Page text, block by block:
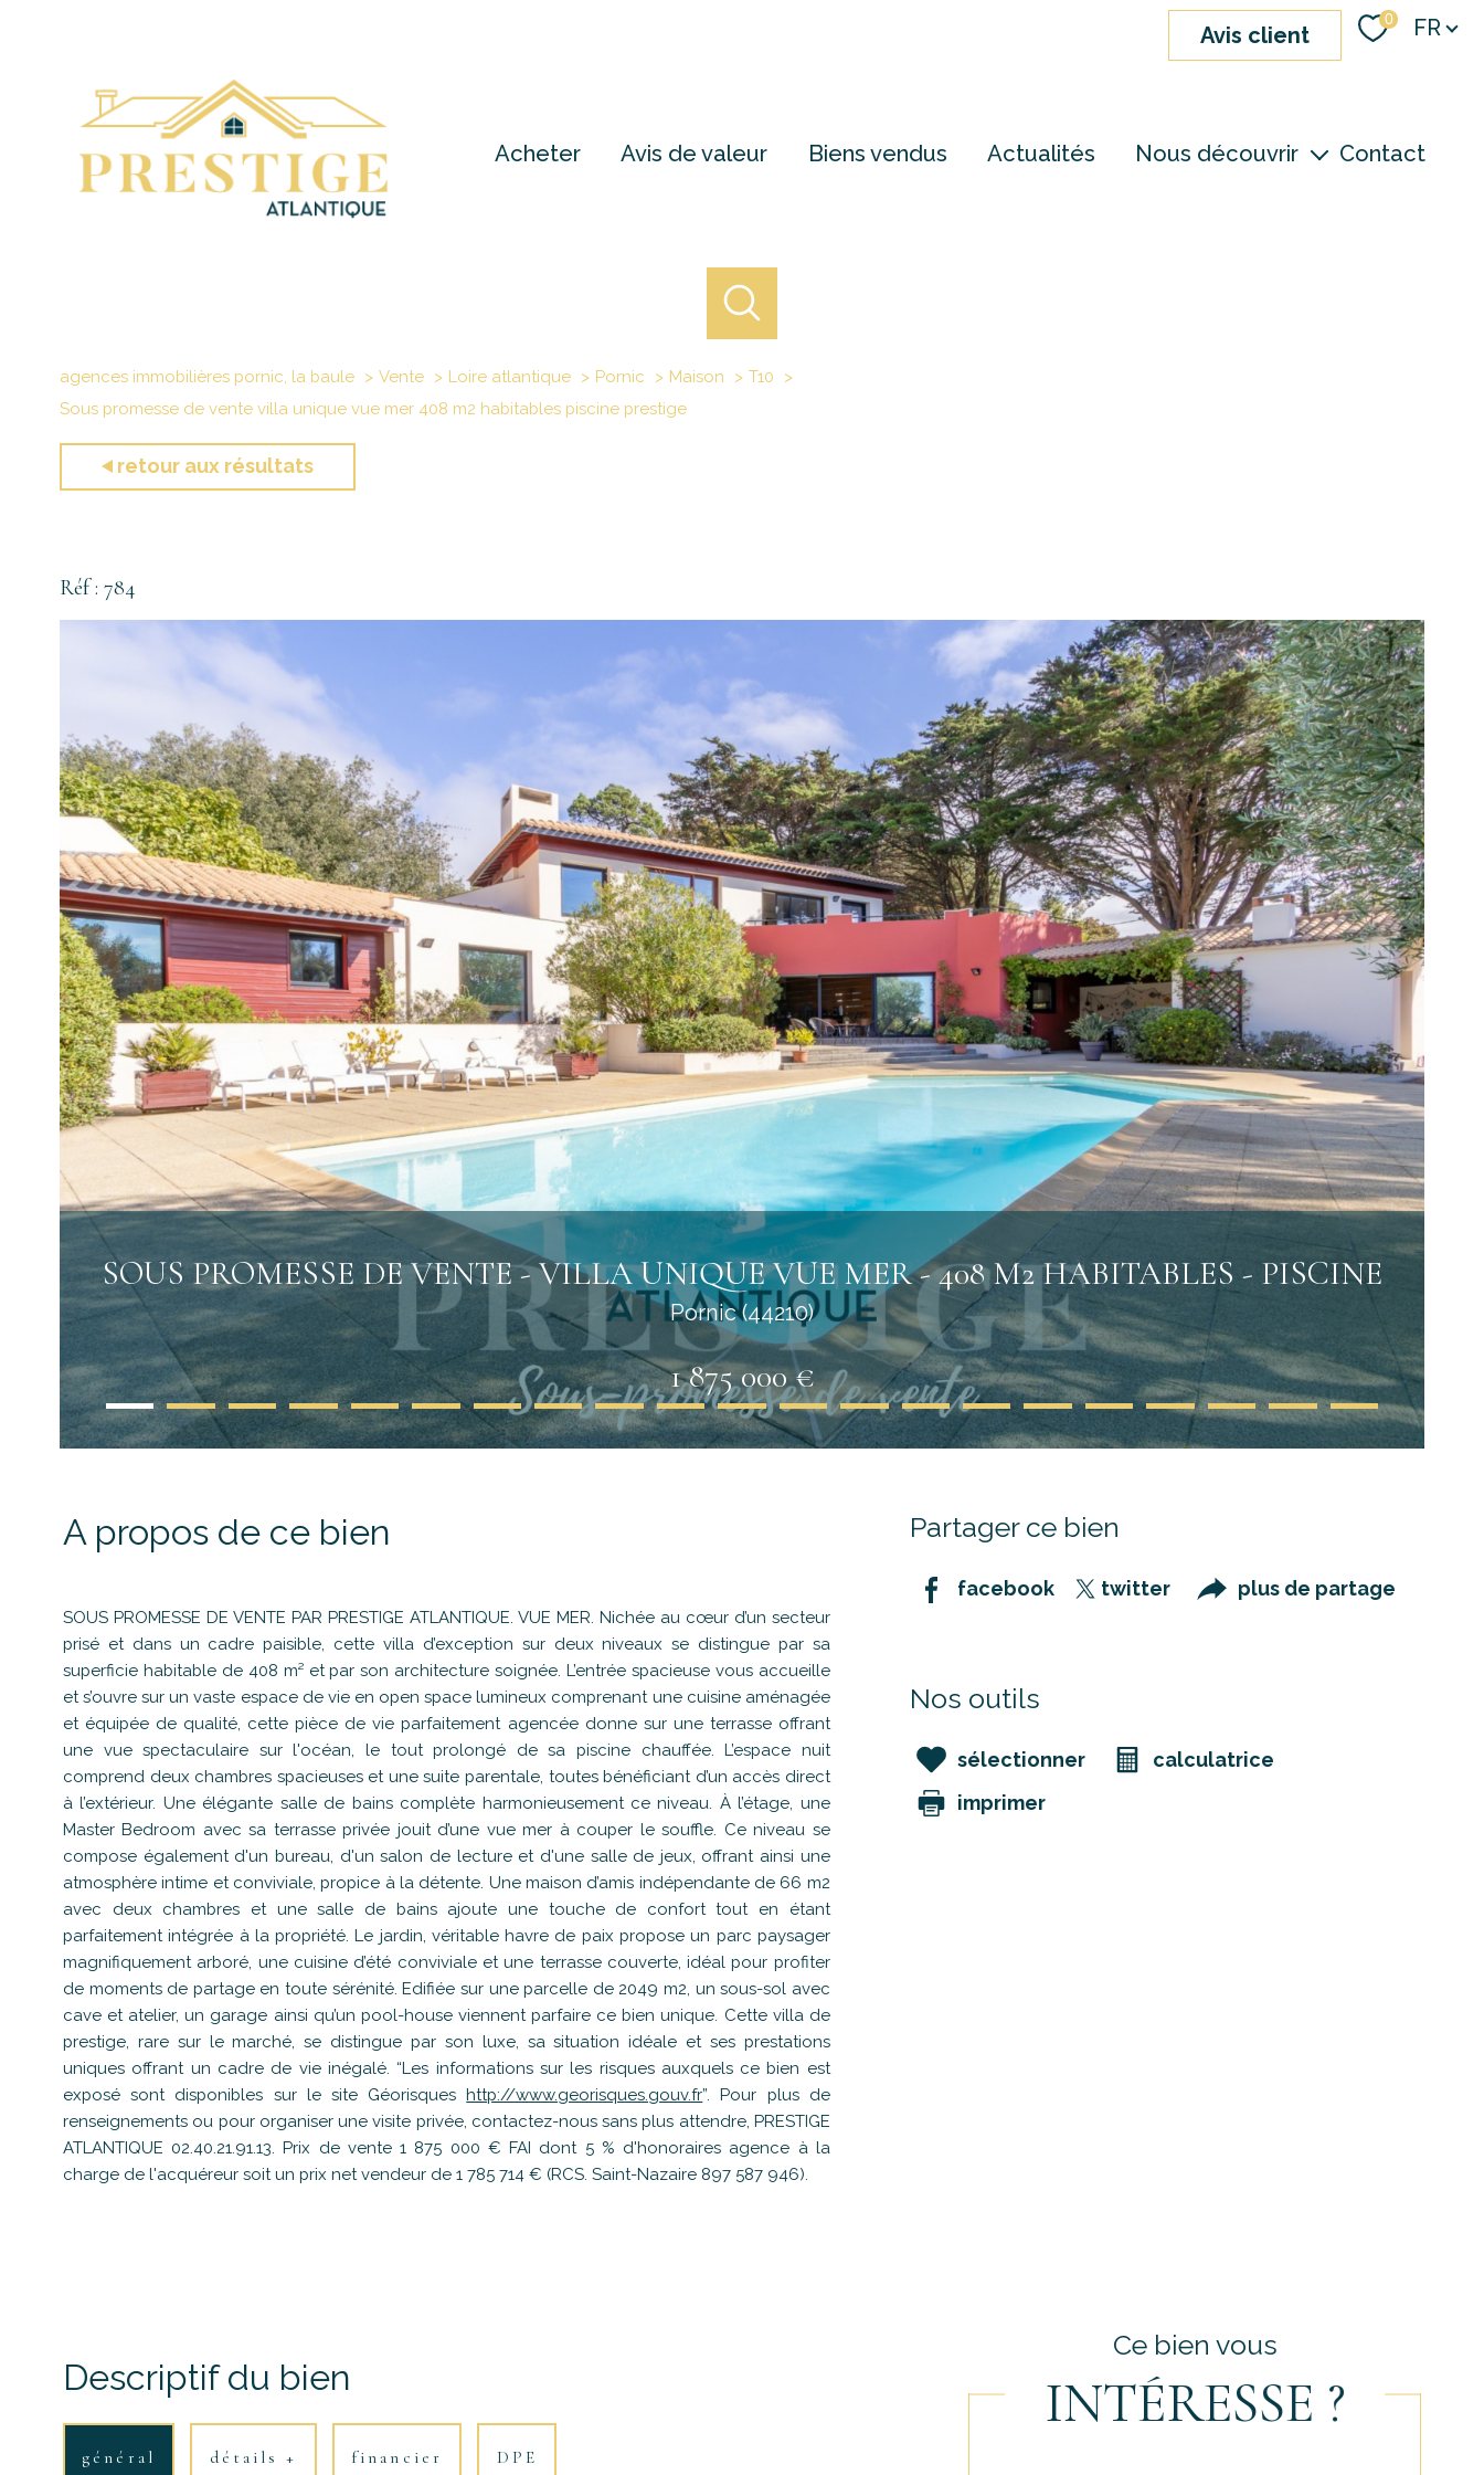
avis client
0 Langue
FR
Acheter Avis de valeur Biens vendus Actualités Nous découvrir Contact
agences immobilières pornic, la baule Vente Loire atlantique Pornic Maison
T10
Sous promesse de vente villa unique vue mer 408 m2 habitables piscine prestige
retour aux résultats
Réf : 784
SOUS PROMESSE DE VENTE - VILLA UNIQUE VUE MER - 408 M2 HABITABLES - PISCINE
Pornic (44210)
1 875 000 €
A propos de ce bien
SOUS PROMESSE DE VENTE PAR PRESTIGE ATLANTIQUE. VUE MER. Nichée au cœur d’un secteur
prisé et dans un cadre paisible, cette villa d’exception sur deux niveaux se distingue par sa
superficie habitable de 408 m² et par son architecture soignée. L’entrée spacieuse vous accueille
et s’ouvre sur un vaste espace de vie en open space lumineux comprenant une cuisine aménagée
et équipée de qualité, cette pièce de vie parfaitement agencée donne sur une terrasse offrant
une vue spectaculaire sur l'océan, le tout prolongé de sa piscine chauffée. L’espace nuit
comprend deux chambres spacieuses et une suite parentale, toutes bénéficiant d’un accès direct
à l’extérieur. Une élégante salle de bains complète harmonieusement ce niveau. À l’étage, une
Master Bedroom avec sa terrasse privée jouit d’une vue mer à couper le souffle. Ce niveau se
compose également d'un bureau, d'un salon de lecture et d'une salle de jeux, offrant ainsi une
atmosphère intime et conviviale, propice à la détente. Une maison d’amis indépendante de 66 m2
avec deux chambres et une salle de bains ajoute une touche de confort tout en étant
parfaitement intégrée à la propriété. Le jardin, véritable havre de paix propose un parc paysager
magnifiquement arboré, une cuisine d’été conviviale et une terrasse couverte, idéal pour profiter
de moments de partage en toute sérénité. Edifiée sur une parcelle de 2049 m2, un sous-sol avec
cave et atelier, un garage ainsi qu’un pool-house viennent parfaire ce bien unique. Cette villa de
prestige, rare sur le marché, se distingue par son luxe, sa situation idéale et ses prestations
uniques offrant un cadre de vie inégalé. “Les informations sur les risques auxquels ce bien est
exposé sont disponibles sur le site Géorisqueshttp://www.georisques.gouv.fr”. Pour plus de
renseignements ou pour organiser une visite privée, contactez-nous sans plus attendre, PRESTIGE
ATLANTIQUE 02.40.21.91.13. Prix de vente 1 875 000 € FAI dont 5 % d'honoraires agence à la
charge de l'acquéreur soit un prix net vendeur de 1 785 714 € (RCS. Saint-Nazaire 897 587 946).
Partager ce bien
facebook twitter plus de partage
Nos outils
sélectionner
calculatrice
imprimer
Descriptif du bien
général détails + financier DPE
Ce bien vous
INTÉRESSE ?